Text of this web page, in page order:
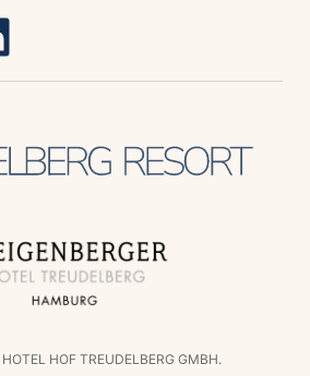
HOF TREUDELBERG GMBH.